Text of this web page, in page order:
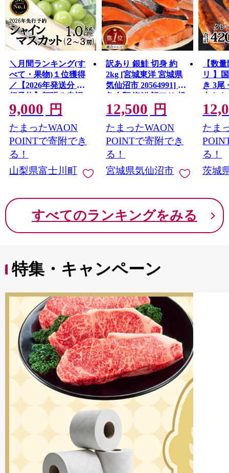
＼月間ランキング(す
べて・果物)１位獲得
／【2026年発送分 先
行予約】頬張る幸福
感 〜緑の宝石・ シ
ャインマスカット 〜
１ｋｇ以上（２〜３
房） フルーツ 山梨県
産 果物 くだもの シャ
イン マスカット ぶど
う ブドウ 葡萄 大粒 種
9000円 九千円
9,000 円
たまったWAON
POINTで寄附でき
る！
山梨県富士川町
訳あり 銀鮭 切身 約
2kg [宮城東洋 宮城県
気仙沼市 20564991] 鮭
魚介類 海鮮 訳アリ 規
格外 不揃い さけ サケ
鮭切身 シャケ 切り身
冷凍 家庭用 おかず 弁
当 支援 サーモン 銀鮭
切り身 魚 わけあり
12,500 円
たまったWAON
POINTで寄附でき
る！
宮城県気仙沼市
【数
リ 】
き 3尾
大き
レ・
鰻 ふ
な重
茨城
と納
たま
る！
茨城
すべてのランキングをみる
特集・キャンペーン